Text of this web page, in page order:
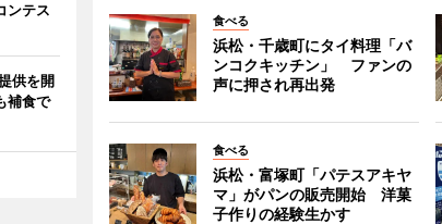
食べる
浜松・千歳町にタイ料理「バ
ンコクキッチン」 ファンの
声に押され再出発
食べる
浜松・富塚町「パテスアキヤ
マ」がパンの販売開始 洋菓
子作りの経験生かす
ンテス
供を開
補食で